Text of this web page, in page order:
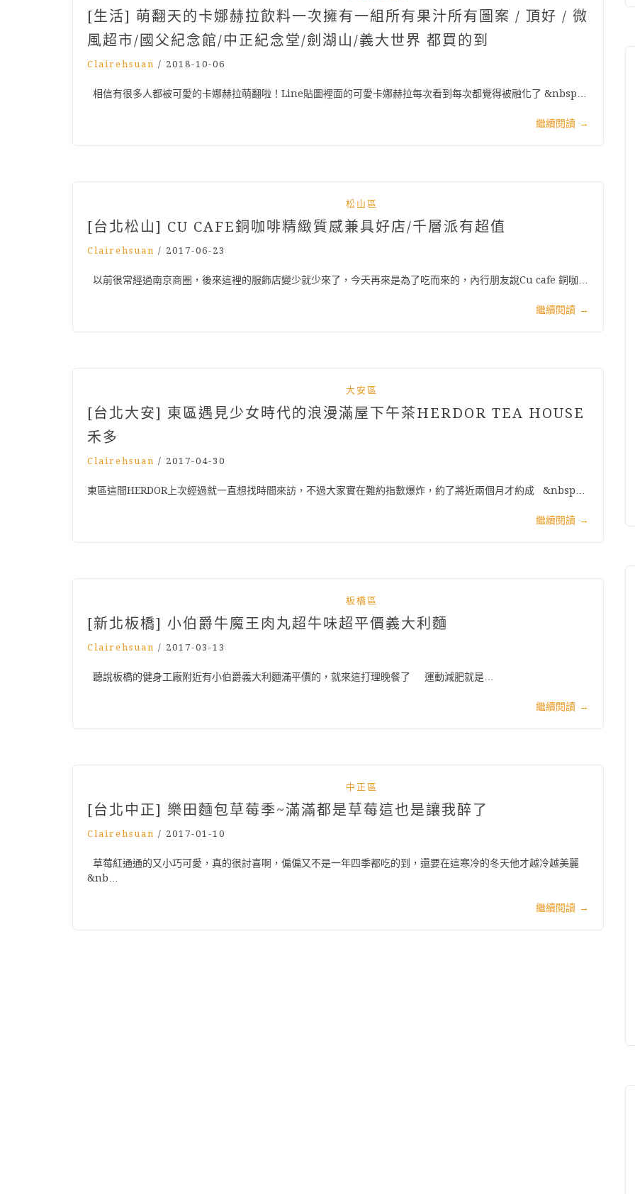
[生活] 萌翻天的卡娜赫拉飲料一次擁有一組所有果汁所有圖案 / 頂好 / 微
風超市/國父紀念館/中正紀念堂/劍湖山/義大世界 都買的到
Clairehsuan / 2018-10-06
相信有很多人都被可愛的卡娜赫拉萌翻啦！Line貼圖裡面的可愛卡娜赫拉每次看到每次都覺得被融化了 &nbsp…
繼續閱讀 →
松山區
[台北松山] CU CAFE銅咖啡精緻質感兼具好店/千層派有超值
Clairehsuan / 2017-06-23
以前很常經過南京商圈，後來這裡的服飾店變少就少來了，今天再來是為了吃而來的，內行朋友說Cu cafe 銅咖…
繼續閱讀 →
大安區
[台北大安] 東區遇見少女時代的浪漫滿屋下午茶HERDOR TEA HOUSE
禾多
Clairehsuan / 2017-04-30
東區這間HERDOR上次經過就一直想找時間來訪，不過大家實在難約指數爆炸，約了將近兩個月才約成 &nbsp…
繼續閱讀 →
板橋區
[新北板橋] 小伯爵牛魔王肉丸超牛味超平價義大利麵
Clairehsuan / 2017-03-13
聽說板橋的健身工廠附近有小伯爵義大利麵滿平價的，就來這打理晚餐了 運動減肥就是…
繼續閱讀 →
中正區
[台北中正] 樂田麵包草莓季~滿滿都是草莓這也是讓我醉了
Clairehsuan / 2017-01-10
草莓紅通通的又小巧可愛，真的很討喜啊，偏偏又不是一年四季都吃的到，還要在這寒冷的冬天他才越冷越美麗
&nb…
繼續閱讀 →